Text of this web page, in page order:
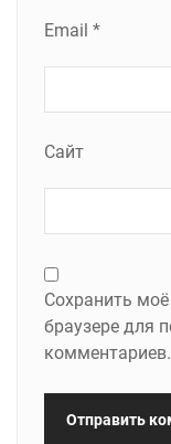
Email *
Сайт
Сохранить
браузере для
комментариев.